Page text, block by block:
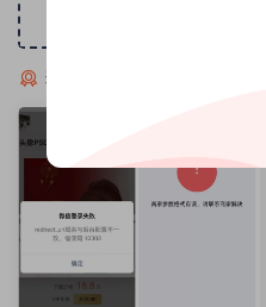
猜你喜欢